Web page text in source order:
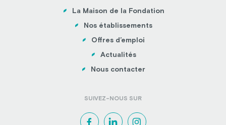
La Maison de la Fondation
Nos établissements
Offres d’emploi
Actualités
Nous contacter
SUIVEZ-NOUS SUR